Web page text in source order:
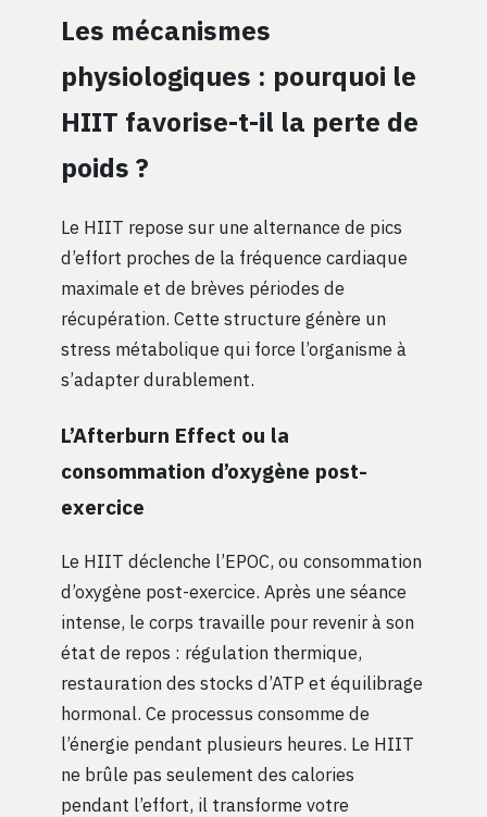
Les mécanismes
physiologiques : pourquoi le
HIIT favorise-t-il la perte de
poids ?
Le HIIT repose sur une alternance de pics
d’effort proches de la fréquence cardiaque
maximale et de brèves périodes de
récupération. Cette structure génère un
stress métabolique qui force l’organisme à
s’adapter durablement.
L’Afterburn Effect ou la
consommation d’oxygène post-
exercice
Le HIIT déclenche l’EPOC, ou consommation
d’oxygène post-exercice. Après une séance
intense, le corps travaille pour revenir à son
état de repos : régulation thermique,
restauration des stocks d’ATP et équilibrage
hormonal. Ce processus consomme de
l’énergie pendant plusieurs heures. Le HIIT
ne brûle pas seulement des calories
pendant l’effort, il transforme votre